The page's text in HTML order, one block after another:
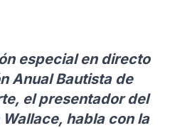
especial en directo
Anual Bautista de
el presentador del
habla con la